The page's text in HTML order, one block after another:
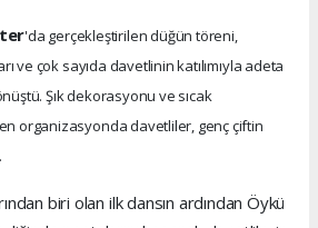
'da gerçekleştirilen düğün töreni,
ve çok sayıda davetlinin katılımıyla adeta
Şık dekorasyonu ve sıcak
organizasyonda davetliler, genç çiftin
biri olan ilk dansın ardından Öykü